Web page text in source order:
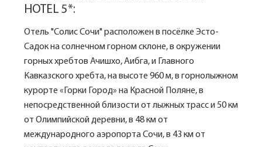
HOTEL 5*:
Отель "Солис Сочи" расположен в посёлке Эсто-
Cадок на солнечном горном склоне, в окружении
горных хребтов Ачишхо, Аибга, и Главного
Кавказского хребта, на высоте 960 м, в горнолыжном
курорте «Горки Город» на Красной Поляне, в
непосредственной близости от лыжных трасс и 50 км
от Олимпийской деревни, в 48 км от
международного аэропорта Сочи, в 43 км от